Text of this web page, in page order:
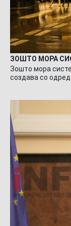
ЗОШТО МОРА
Зошто мора
создава со